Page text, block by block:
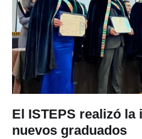
El ISTEPS realizó la
nuevos graduados